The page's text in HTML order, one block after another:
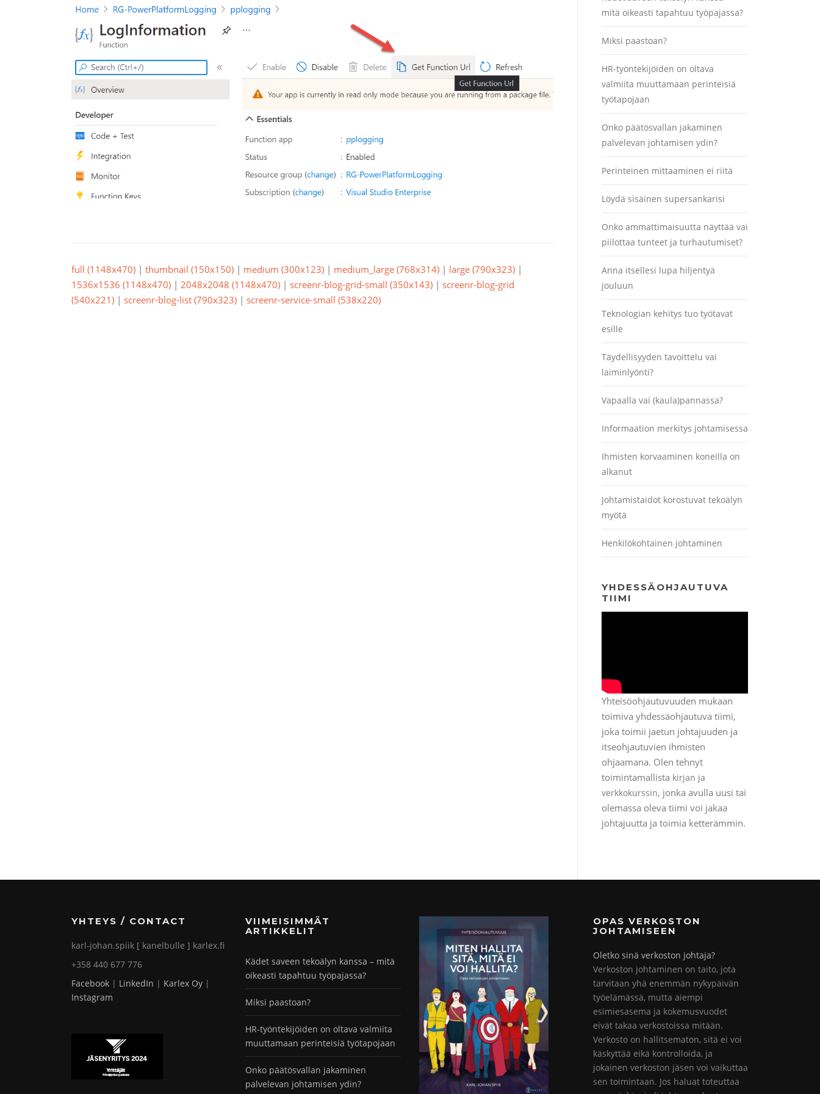
full (1148x470) | thumbnail (150x150) | medium (300x123) | medium_large (768x314) | large (790x323) |
1536x1536 (1148x470) | 2048x2048 (1148x470) | screenr-blog-grid-small (350x143) | screenr-blog-grid
(540x221) | screenr-blog-list (790x323) | screenr-service-small (538x220)
mitä oikeasti tapahtuu työpajassa?
Miksi paastoan?
HR-työntekijöiden on oltava
valmiita muuttamaan perinteisiä
työtapojaan
Onko päätösvallan jakaminen
palvelevan johtamisen ydin?
Perinteinen mittaaminen ei riitä
Löydä sisäinen supersankarisi
Onko ammattimaisuutta näyttää vai
piilottaa tunteet ja turhautumiset?
Anna itsellesi lupa hiljentyä
jouluun
Teknologian kehitys tuo työtavat
esille
Täydellisyyden tavoittelu vai
laiminlyönti?
Vapaalla vai (kaula)pannassa?
Informaation merkitys johtamisessa
Ihmisten korvaaminen koneilla on
alkanut
Johtamistaidot korostuvat tekoälyn
myötä
Henkilökohtainen johtaminen
YHDESSÄOHJAUTUVA
TIIMI
Yhteisöohjautuvuuden mukaan
toimiva yhdessäohjautuva tiimi,
joka toimii jaetun johtajuuden ja
itseohjautuvien ihmisten
ohjaamana. Olen tehnyt
toimintamallista kirjan ja
verkkokurssin, jonka avulla uusi tai
olemassa oleva tiimi voi jakaa
johtajuutta ja toimia ketterämmin.
YHTEYS / CONTACT
karl-johan.spiik [ kanelbulle ] karlex.fi
+358 440 677 776
Facebook | LinkedIn | Karlex Oy |
Instagram
VIIMEISIMMÄT
ARTIKKELIT
Kädet saveen tekoälyn kanssa – mitä
oikeasti tapahtuu työpajassa?
Miksi paastoan?
HR-työntekijöiden on oltava valmiita
muuttamaan perinteisiä työtapojaan
Onko päätösvallan jakaminen
palvelevan johtamisen ydin?
OPAS VERKOSTON
JOHTAMISEEN
Oletko sinä verkoston johtaja?
Verkoston johtaminen on taito, jota
tarvitaan yhä enemmän nykypäivän
työelämässä, mutta aiempi
esimiesasema ja kokemusvuodet
eivät takaa verkostoissa mitään.
Verkosto on hallitsematon, sitä ei voi
käskyttää eikä kontrolloida, ja
jokainen verkoston jäsen voi vaikuttaa
sen toimintaan. Jos haluat toteuttaa